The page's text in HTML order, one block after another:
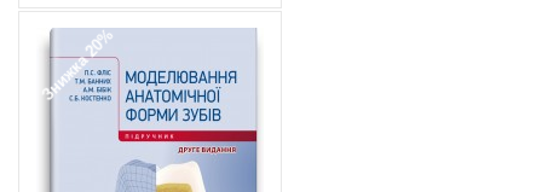
Знижка 20%